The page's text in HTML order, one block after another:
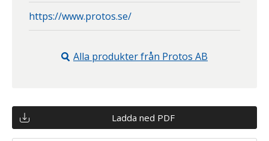
https://www.protos.se/
Alla produkter från Protos AB
Ladda ned PDF